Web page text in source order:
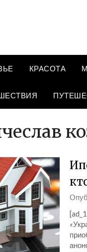
КРАСОТА